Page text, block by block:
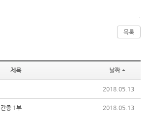
.
목록
제목 날짜
2018.05.13
증 1부 2018.05.13